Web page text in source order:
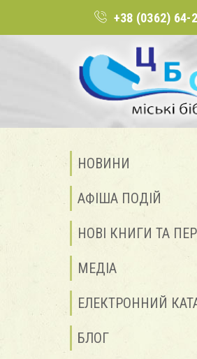
+38 (0362) 64-
НОВИНИ
АФІША ПОДІЙ
НОВІ КНИГИ ТА
МЕДІА
ЕЛЕКТРОННИЙ
БЛОГ